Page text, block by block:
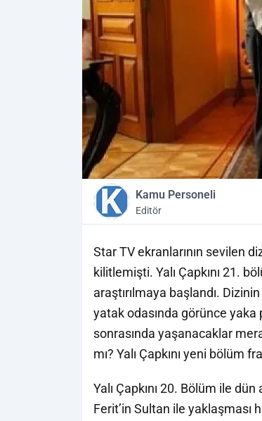
Kamu Personeli
Editör
Star TV ekranlarının sevilen
kilitlemişti. Yalı Çapkını 21.
araştırılmaya başlandı.
yatak odasında görünce
sonrasında yaşanacaklar
mı? Yalı Çapkını yeni bölüm
Yalı Çapkını 20. Bölüm ile
Ferit’in Sultan ile yaklaşması